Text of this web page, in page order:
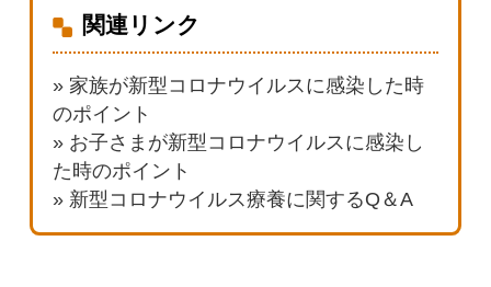
関連リンク
» 家族が新型コロナウイルスに感染した時
のポイント
» お子さまが新型コロナウイルスに感染し
た時のポイント
» 新型コロナウイルス療養に関するQ＆A